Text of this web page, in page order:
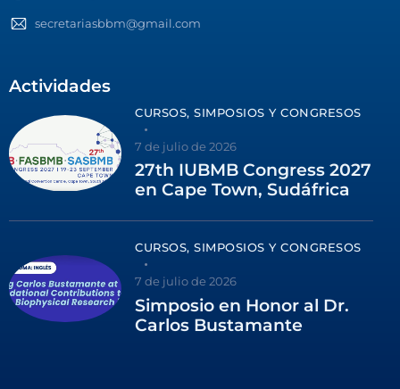
secretariasbbm@gmail.com
Actividades
CURSOS, SIMPOSIOS Y CONGRESOS
7 de julio de 2026
27th IUBMB Congress 2027
en Cape Town, Sudáfrica
CURSOS, SIMPOSIOS Y CONGRESOS
7 de julio de 2026
Simposio en Honor al Dr.
Carlos Bustamante